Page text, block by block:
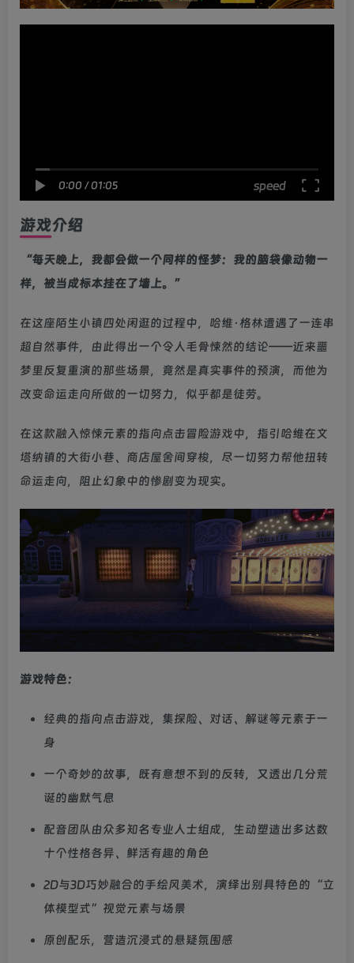
0:00 /01:05 speed
游戏介绍
“每天晚上，我都会做一个同样的怪梦：我的脑袋像动物一
样，被当成标本挂在了墙上。”
在这座陌生小镇四处闲逛的过程中，哈维·格林遭遇了一连串
超自然事件，由此得出一个令人毛骨悚然的结论——近来噩
梦里反复重演的那些场景，竟然是真实事件的预演，而他为
改变命运走向所做的一切努力，似乎都是徒劳。
在这款融入惊悚元素的指向点击冒险游戏中，指引哈维在文
塔纳镇的大街小巷、商店屋舍间穿梭，尽一切努力帮他扭转
命运走向，阻止幻象中的惨剧变为现实。
游戏特色：
经典的指向点击游戏，集探险、对话、解谜等元素于一
身
一个奇妙的故事，既有意想不到的反转，又透出几分荒
诞的幽默气息
配音团队由众多知名专业人士组成，生动塑造出多达数
十个性格各异、鲜活有趣的角色
2D与3D巧妙融合的手绘风美术，演绎出别具特色的“立
体模型式”视觉元素与场景
原创配乐，营造沉浸式的悬疑氛围感